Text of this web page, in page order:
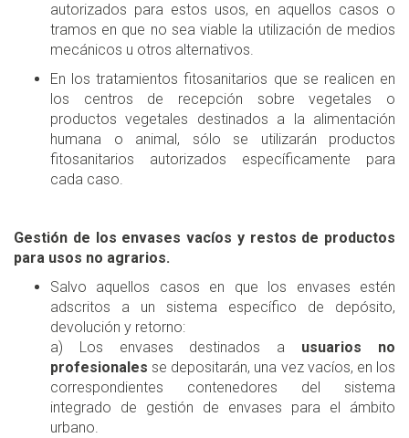
autorizados para estos usos, en aquellos casos o
tramos en que no sea viable la utilización de medios
mecánicos u otros alternativos.
En los tratamientos fitosanitarios que se realicen en
los centros de recepción sobre vegetales o
productos vegetales destinados a la alimentación
humana o animal, sólo se utilizarán productos
fitosanitarios autorizados específicamente para
cada caso.
Gestión de los envases vacíos y restos de productos
para usos no agrarios.
Salvo aquellos casos en que los envases estén
adscritos a un sistema específico de depósito,
devolución y retorno:
a) Los envases destinados a usuarios no
profesionales se depositarán, una vez vacíos, en los
correspondientes contenedores del sistema
integrado de gestión de envases para el ámbito
urbano.